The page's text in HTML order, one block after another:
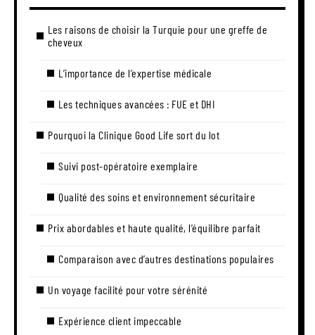
Les raisons de choisir la Turquie pour une greffe de
cheveux
L’importance de l’expertise médicale
Les techniques avancées : FUE et DHI
Pourquoi la Clinique Good Life sort du lot
Suivi post-opératoire exemplaire
Qualité des soins et environnement sécuritaire
Prix abordables et haute qualité, l’équilibre parfait
Comparaison avec d’autres destinations populaires
Un voyage facilité pour votre sérénité
Expérience client impeccable